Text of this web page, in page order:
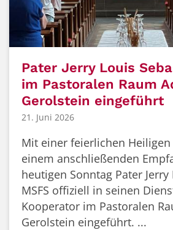
Pater Jerry Louis
im Pastoralen Raum
Gerolstein eingeführt
21. Juni 2026
Mit einer feierlichen Heiligen
einem anschließenden
heutigen Sonntag Pater
MSFS offiziell in seinen
Kooperator im Pastoralen
Gerolstein eingeführt. ...